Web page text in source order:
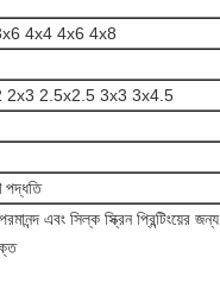
4x4 4x6 4x8
2x3 2.5x2.5 3x3 3x4.5
পদ্ধতি
এবং সিল্ক স্ক্রিন প্রিন্টিংয়ের জন্য